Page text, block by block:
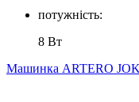
потужність:
8 Вт
Машинка ARTERO